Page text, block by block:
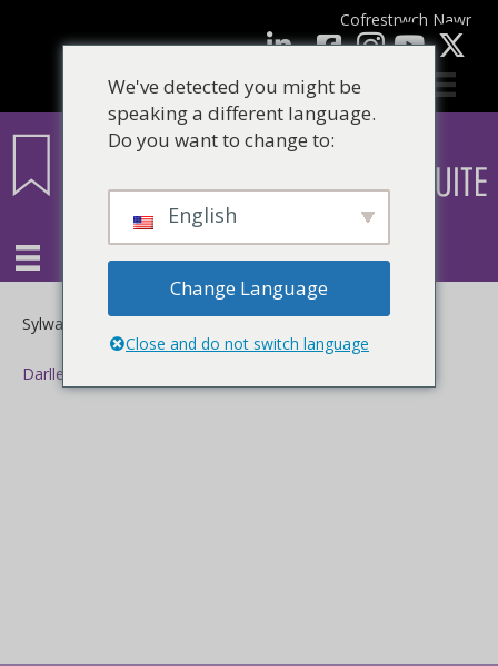
Cofrestrwch Nawr
LinkedInfacebook YouTube
Sylwadau wedi eu Diffoddar
Darllen mwy
We've detected you might be
speaking a different language.
Do you want to change to:
English
Change Language
Close and do not switch language